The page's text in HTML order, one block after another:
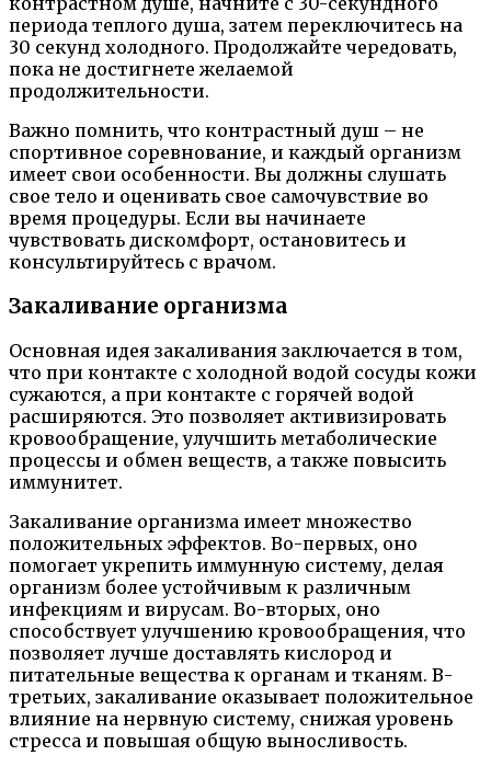
периода теплого душа, затем переключитесь на
30 секунд холодного. Продолжайте чередовать,
пока не достигнете желаемой
продолжительности.
Важно помнить, что контрастный душ – не
спортивное соревнование, и каждый организм
имеет свои особенности. Вы должны слушать
свое тело и оценивать свое самочувствие во
время процедуры. Если вы начинаете
чувствовать дискомфорт, остановитесь и
консультируйтесь с врачом.
Закаливание организма
Основная идея закаливания заключается в том,
что при контакте с холодной водой сосуды кожи
сужаются, а при контакте с горячей водой
расширяются. Это позволяет активизировать
кровообращение, улучшить метаболические
процессы и обмен веществ, а также повысить
иммунитет.
Закаливание организма имеет множество
положительных эффектов. Во-первых, оно
помогает укрепить иммунную систему, делая
организм более устойчивым к различным
инфекциям и вирусам. Во-вторых, оно
способствует улучшению кровообращения, что
позволяет лучше доставлять кислород и
питательные вещества к органам и тканям. В-
третьих, закаливание оказывает положительное
влияние на нервную систему, снижая уровень
стресса и повышая общую выносливость.